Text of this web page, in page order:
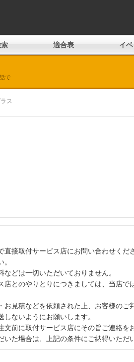
適合表 イベ
で
ス
接取付サービス店にお問い合わせくだ
どは一切いただいておりません。
店とのやりとりにつきましては、当店
見積などを依頼された上、お客様のご
ないようにお願いします。
前に取付サービス店にその旨ご連絡を
た場合は、上記の条件にご納得いただ